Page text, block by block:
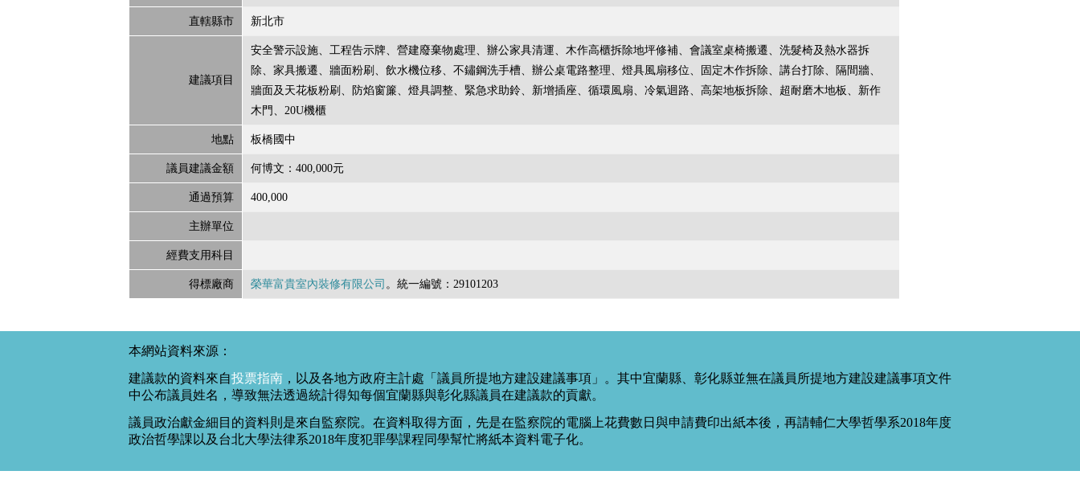
直轄縣市 新北市
建議項目
安全警示設施、工程告示牌、營建廢棄物處理、辦公家具清運、木作高櫃拆除地坪修補、會議室桌椅搬遷、洗髮椅及熱水器拆
除、家具搬遷、牆面粉刷、飲水機位移、不鏽鋼洗手槽、辦公桌電路整理、燈具風扇移位、固定木作拆除、講台打除、隔間牆、
牆面及天花板粉刷、防焰窗簾、燈具調整、緊急求助鈴、新增插座、循環風扇、冷氣迴路、高架地板拆除、超耐磨木地板、新作
木門、20U機櫃
地點 板橋國中
議員建議金額 何博文：400,000元
通過預算 400,000
主辦單位
經費支用科目
得標廠商 榮華富貴室內裝修有限公司 。統一編號：29101203
本網站資料來源：
建議款的資料來自投票指南 ，以及各地方政府主計處「議員所提地方建設建議事項」。其中宜蘭縣、彰化縣並無在議員所提地方建設建議事項文件
中公布議員姓名，導致無法透過統計得知每個宜蘭縣與彰化縣議員在建議款的貢獻。
議員政治獻金細目的資料則是來自監察院。在資料取得方面，先是在監察院的電腦上花費數日與申請費印出紙本後，再請輔仁大學哲學系2018年度
政治哲學課以及台北大學法律系2018年度犯罪學課程同學幫忙將紙本資料電子化。